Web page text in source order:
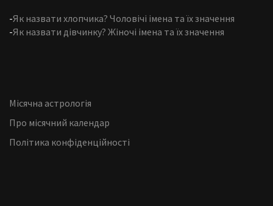
-Як назвати хлопчика? Чоловічі імена та їх значення
-Як назвати дівчинку? Жіночі імена та їх значення
Місячна астрологія
Про місячний календар
Політика конфіденційності